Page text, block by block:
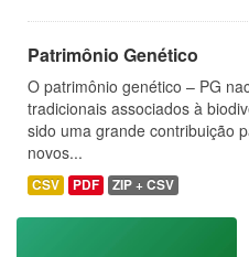
Patrimônio Genético
O patrimônio genético – PG
tradicionais associados à
sido uma grande contribuição
novos...
CSV PDF ZIP + CSV